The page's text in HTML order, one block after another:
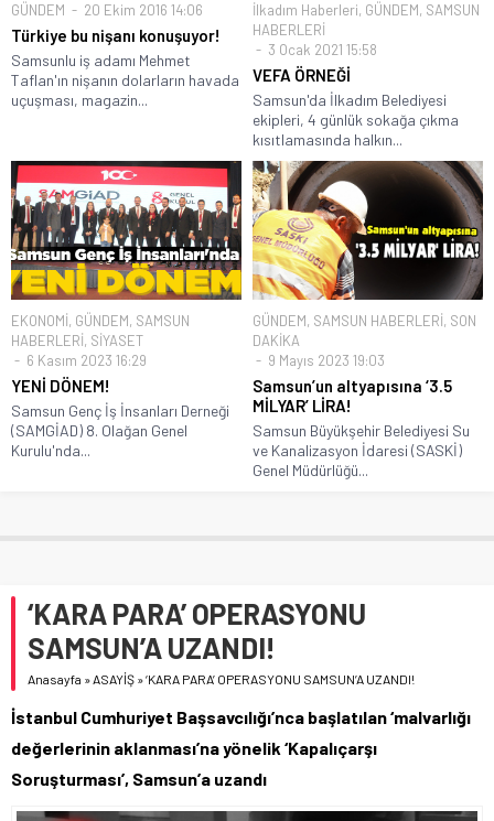
GÜNDEM 20 Ekim 2016 14:06
Türkiye bu nişanı konuşuyor!
Samsunlu iş adamı Mehmet
Taflan'ın nişanın dolarların havada
uçuşması, magazin...
İlkadım Haberleri, GÜNDEM, SAMSUN
HABERLERİ
3 Ocak 2021 15:58
VEFA ÖRNEĞİ
Samsun'da İlkadım Belediyesi
ekipleri, 4 günlük sokağa çıkma
kısıtlamasında halkın...
EKONOMİ, GÜNDEM, SAMSUN
HABERLERİ, SİYASET
6 Kasım 2023 16:29
YENİ DÖNEM!
Samsun Genç İş İnsanları Derneği
(SAMGİAD) 8. Olağan Genel
Kurulu'nda...
GÜNDEM, SAMSUN HABERLERİ, SON
DAKİKA
9 Mayıs 2023 19:03
Samsun’un altyapısına ‘3.5
MİLYAR’ LİRA!
Samsun Büyükşehir Belediyesi Su
ve Kanalizasyon İdaresi (SASKİ)
Genel Müdürlüğü...
‘KARA PARA’ OPERASYONU
SAMSUN’A UZANDI!
Anasayfa »ASAYİŞ »‘KARA PARA’ OPERASYONU SAMSUN’A UZANDI!
İstanbul Cumhuriyet Başsavcılığı’nca başlatılan ‘malvarlığı
değerlerinin aklanması’na yönelik ‘Kapalıçarşı
Soruşturması’, Samsun’a uzandı